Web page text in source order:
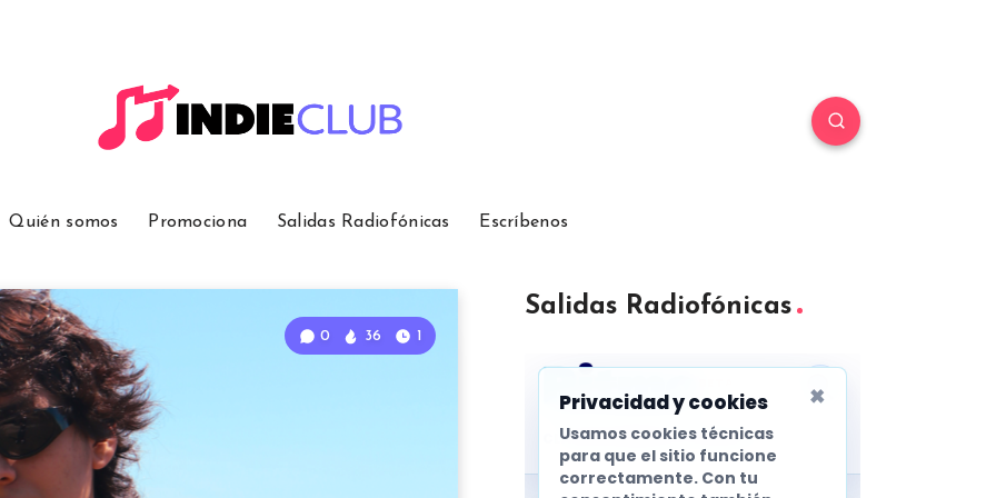
Quién somos Promociona Salidas Radiofónicas Escríbenos
0 36 1
Salidas Radiofónicas